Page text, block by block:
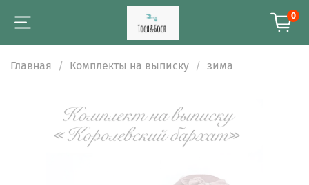
0
Главная Комплекты на выписку зима